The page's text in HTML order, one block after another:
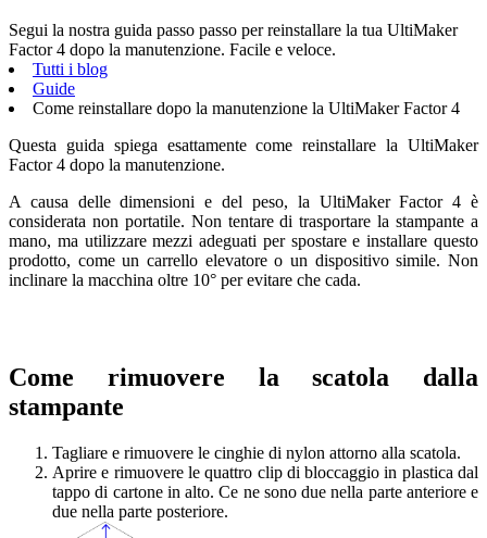
Segui la nostra guida passo passo per reinstallare la tua UltiMaker
Factor 4 dopo la manutenzione. Facile e veloce.
Tutti i blog
Guide
Come reinstallare dopo la manutenzione la UltiMaker Factor 4
Questa guida spiega esattamente come reinstallare la UltiMaker
Factor 4 dopo la manutenzione.
A causa delle dimensioni e del peso, la UltiMaker Factor 4 è
considerata non portatile. Non tentare di trasportare la stampante a
mano, ma utilizzare mezzi adeguati per spostare e installare questo
prodotto, come un carrello elevatore o un dispositivo simile. Non
inclinare la macchina oltre 10° per evitare che cada.
Come rimuovere la scatola dalla
stampante
Tagliare e rimuovere le cinghie di nylon attorno alla scatola.
Aprire e rimuovere le quattro clip di bloccaggio in plastica dal
tappo di cartone in alto. Ce ne sono due nella parte anteriore e
due nella parte posteriore.